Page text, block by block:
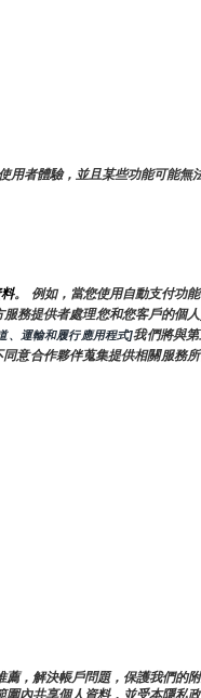
者體驗，並且某些功能可能無
。 例如，當您使用自動支付功
務提供者處理您和您客戶的個
、運輸和履行應用程式]我們將與
意合作夥伴蒐集提供相關服務
，解決帳戶問題，保護我們的
內共享個人資料，並受本隱私